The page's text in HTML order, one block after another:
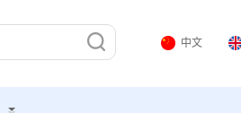
中文